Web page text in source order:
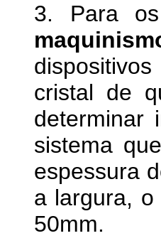
3. Para os
cristal de
determinar
sistema
espessura
a largura,
50mm.